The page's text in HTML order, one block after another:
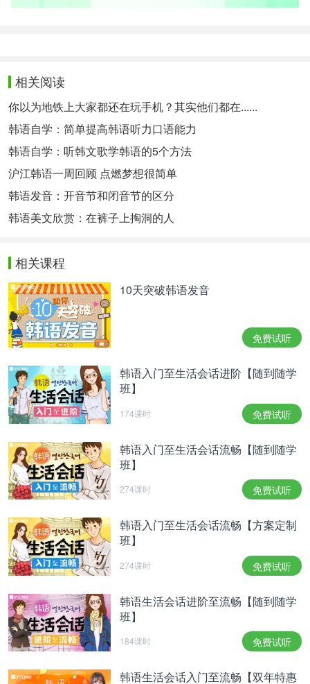
相关阅读
你以为地铁上大家都还在玩手机？其实他们都在......
韩语自学：简单提高韩语听力口语能力
韩语自学：听韩文歌学韩语的5个方法
沪江韩语一周回顾 点燃梦想很简单
韩语发音：开音节和闭音节的区分
韩语美文欣赏：在裤子上掏洞的人
相关课程
10天突破韩语发音
免费试听
韩语入门至生活会话进阶【随到随学
班】
174课时 免费试听
韩语入门至生活会话流畅【随到随学
班】
274课时 免费试听
韩语入门至生活会话流畅【方案定制
班】
274课时 免费试听
韩语生活会话进阶至流畅【随到随学
班】
184课时 免费试听
韩语生活会话入门至流畅【双年特惠